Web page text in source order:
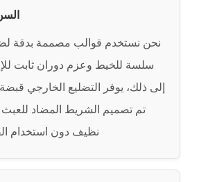
نحن نستخدم قوالب مصممة بدقة
سلسة للخيط وعزم دوران ثابت
إلى ذلك، يوفر التضليع الخارجي قبضة
تم تصميم الشريط المضاد
نظيف دون استخدام